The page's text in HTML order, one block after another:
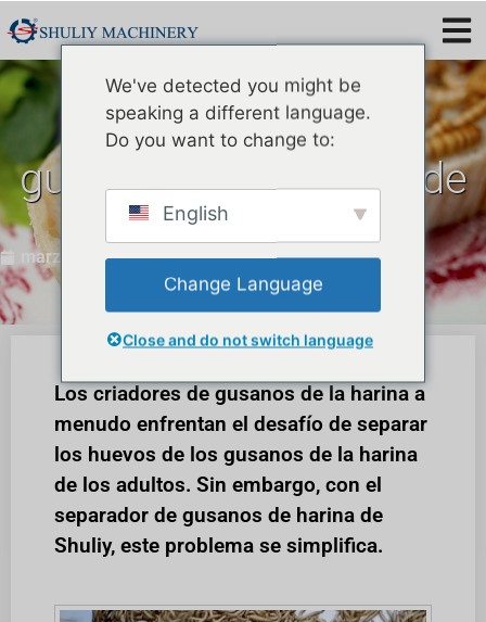
¿Cómo separar los
gusanos de la harina de
la ropa de cama?
marzo 5, 2024
Los criadores de gusanos de la harina a
menudo enfrentan el desafío de separar
los huevos de los gusanos de la harina
de los adultos. Sin embargo, con el
separador de gusanos de harina de
Shuliy, este problema se simplifica.
We've detected you might be
speaking a different language.
Do you want to change to:
English
Change Language
Close and do not switch language